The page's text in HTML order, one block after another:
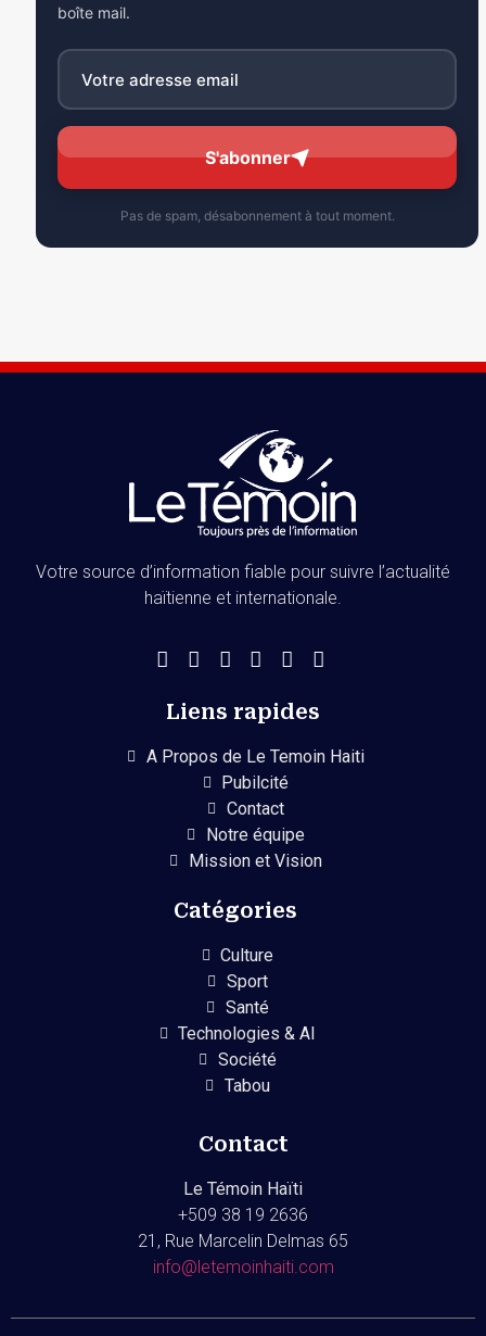
boîte mail.
S'abonner
Pas de spam, désabonnement à tout moment.
Votre source d’information fiable pour suivre l’actualité
haïtienne et internationale.
Liens rapides
A Propos de Le Temoin Haiti
Pubilcité
Contact
Notre équipe
Mission et Vision
Catégories
Culture
Sport
Santé
Technologies & AI
Société
Tabou
Contact
Le Témoin Haïti
+509 38 19 2636
21, Rue Marcelin Delmas 65
info@letemoinhaiti.com